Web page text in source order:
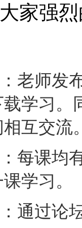
家强
老师发
载学习
互交流
每课均
学习。
通过论